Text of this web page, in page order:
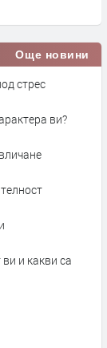
Още новини
стрес
ви?
и какви са